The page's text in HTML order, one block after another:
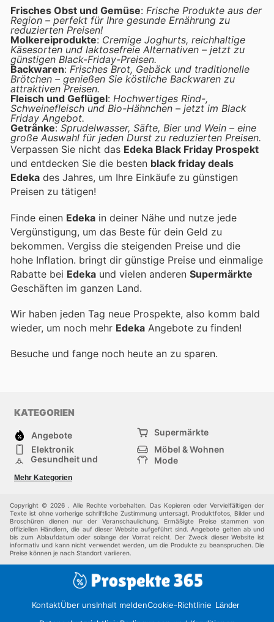
Frisches Obst und Gemüse: Frische Produkte aus der
Region – perfekt für Ihre gesunde Ernährung zu
reduzierten Preisen!
Molkereiprodukte: Cremige Joghurts, reichhaltige
Käsesorten und laktosefreie Alternativen – jetzt zu
günstigen Black-Friday-Preisen.
Backwaren: Frisches Brot, Gebäck und traditionelle
Brötchen – genießen Sie köstliche Backwaren zu
attraktiven Preisen.
Fleisch und Geflügel: Hochwertiges Rind-,
Schweinefleisch und Bio-Hähnchen – jetzt im Black
Friday Angebot.
Getränke: Sprudelwasser, Säfte, Bier und Wein – eine
große Auswahl für jeden Durst zu reduzierten Preisen.
Verpassen Sie nicht das Edeka Black Friday Prospekt
und entdecken Sie die besten black friday deals
Edeka des Jahres, um Ihre Einkäufe zu günstigen
Preisen zu tätigen!
Finde einen Edeka in deiner Nähe und nutze jede
Vergünstigung, um das Beste für dein Geld zu
bekommen. Vergiss die steigenden Preise und die
hohe Inflation. bringt dir günstige Preise und einmalige
Rabatte bei Edeka und vielen anderen Supermärkte
Geschäften im ganzen Land.
Wir haben jeden Tag neue Prospekte, also komm bald
wieder, um noch mehr Edeka Angebote zu finden!
Besuche und fange noch heute an zu sparen.
KATEGORIEN
Angebote
Supermärkte
Elektronik
Möbel & Wohnen
Gesundheit und
Mode
Sportartikel und
Sportbekleidung
Einkaufzentren
Andere
Mehr Kategorien
Copyright © 2026 . Alle Rechte vorbehalten. Das Kopieren oder Vervielfältigen der
Texte ist ohne vorherige schriftliche Zustimmung untersagt. Produktfotos, Bilder und
Broschüren dienen nur der Veranschaulichung. Ermäßigte Preise stammen von
offiziellen Händlern, die auf dieser Website aufgeführt sind. Angebote gelten ab und
bis zum Ablaufdatum oder solange der Vorrat reicht. Der Zweck dieser Website ist
informativ und kann nicht verwendet werden, um die Produkte zu beanspruchen. Die
Preise können je nach Standort variieren.
KontaktÜber unsInhalt meldenCookie-Richtlinie Länder